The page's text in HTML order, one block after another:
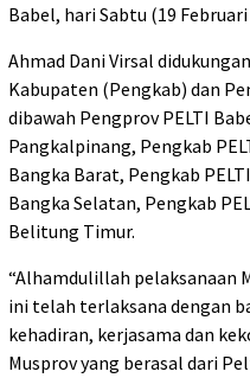
Babel, hari Sabtu (19 Februari
Ahmad Dani Virsal
Kabupaten (Pengkab) dan
dibawah Pengprov PELTI
Pangkalpinang, Pengkab
Bangka Barat, Pengkab
Bangka Selatan, Pengkab
Belitung Timur.
“Alhamdulillah pelaksanaan
ini telah terlaksana dengan
kehadiran, kerjasama dan
Musprov yang berasal dari